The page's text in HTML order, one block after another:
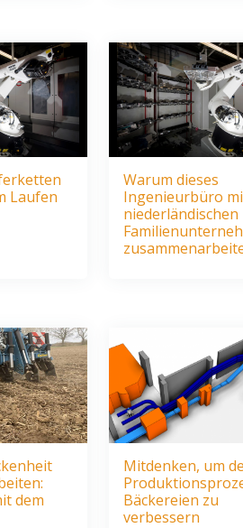
Laufen
Warum dieses
Ingenieurbüro
niederländischen
dem
Mitdenken, um
Bäckereien zu
verbessern